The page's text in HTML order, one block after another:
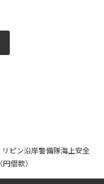
リピン沿岸警備隊海上安全
借款）